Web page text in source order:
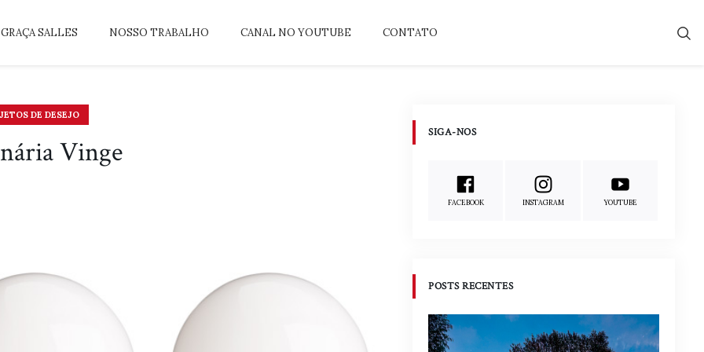
GRAÇA SALLES NOSSO TRABALHO CANAL NO YOUTUBE CONTATO
DE DESEJO
Vinge
SIGA-NOS
FACEBOOK INSTAGRAM YOUTUBE
POSTS RECENTES